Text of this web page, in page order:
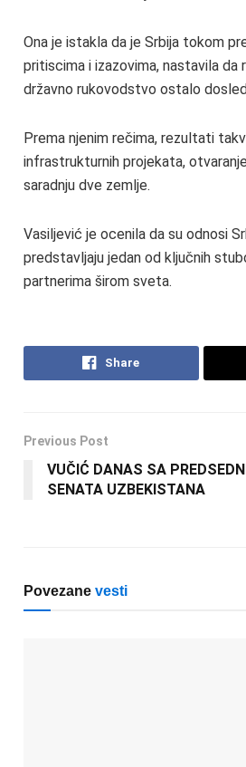
Ona je istakla da je Srbija tokom
pritiscima i izazovima, nastavila da
državno rukovodstvo ostalo
Prema njenim rečima, rezultati
infrastrukturnih projekata,
saradnju dve zemlje.
Vasiljević je ocenila da su odnosi
predstavljaju jedan od ključnih
partnerima širom sveta.
Share
Previous Post
VUČIĆ DANAS SA
SENATA UZBEKISTANA
Povezane vesti